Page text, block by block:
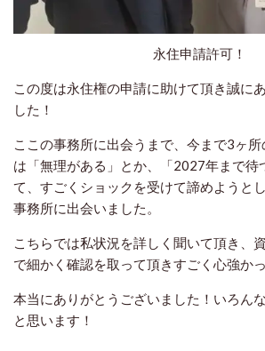
永住申請許可！
この度は永住権の申請に助けて頂き誠に
した！
ここの事務所に出会うまで、今まで3ヶ
は「無理がある」とか、「2027年まで待
て、すごくショックを受けて諦めようと
事務所に出会いました。
こちらでは私状況を詳しく聞いて頂き、
で細かく確認を取って頂きすごく心強か
本当にありがとうございました！いろん
と思います！